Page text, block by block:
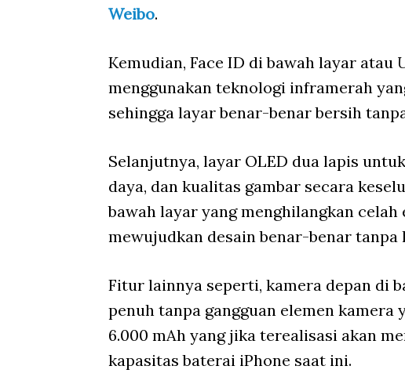
Weibo.
Kemudian, Face ID di bawah layar atau
menggunakan teknologi inframerah
sehingga layar benar-benar bersih
Selanjutnya, layar OLED dua lapis
daya, dan kualitas gambar secara
bawah layar yang menghilangkan
mewujudkan desain benar-benar tanpa
Fitur lainnya seperti, kamera depan di
penuh tanpa gangguan elemen
6.000 mAh yang jika terealisasi akan
kapasitas baterai iPhone saat ini.